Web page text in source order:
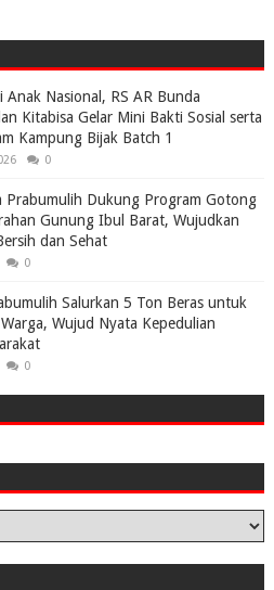
Anak Nasional, RS AR Bunda
Kitabisa Gelar Mini Bakti Sosial serta
Kampung Bijak Batch 1
0
Prabumulih Dukung Program Gotong
Gunung Ibul Barat, Wujudkan
dan Sehat
0
Salurkan 5 Ton Beras untuk
Wujud Nyata Kepedulian
0